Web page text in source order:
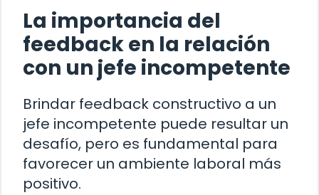
La importancia del
feedback en la relación
con un jefe incompetente
Brindar feedback constructivo a un
jefe incompetente puede resultar un
desafío, pero es fundamental para
favorecer un ambiente laboral más
positivo.